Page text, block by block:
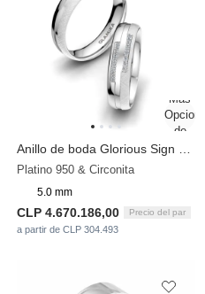
Platino 950 & Circonita
5.0 mm
CLP 4.670.186,00 Precio del par
a partir de CLP 304.493